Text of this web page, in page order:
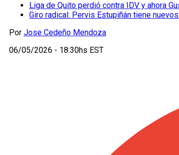
Liga de Quito perdió contra IDV y ahora
Giro radical: Pervis Estupiñán tiene
Por Jose Cedeño Mendoza
06/05/2026 - 18:30hs EST